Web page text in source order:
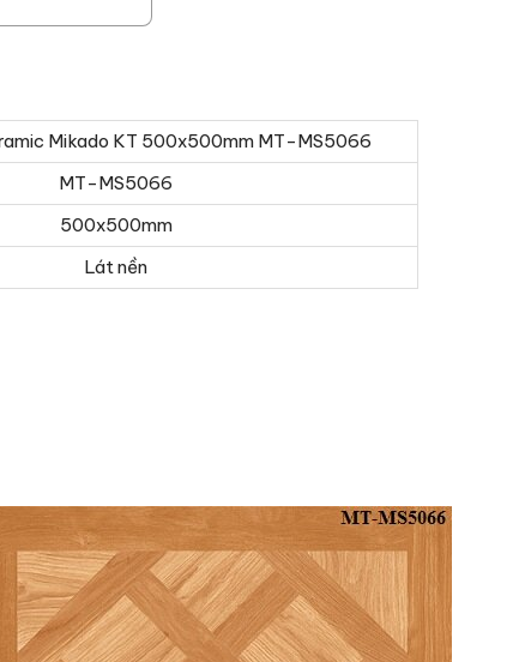
Mikado KT 500x500mm MT-MS5066
MT-MS5066
500x500mm
Lát nền